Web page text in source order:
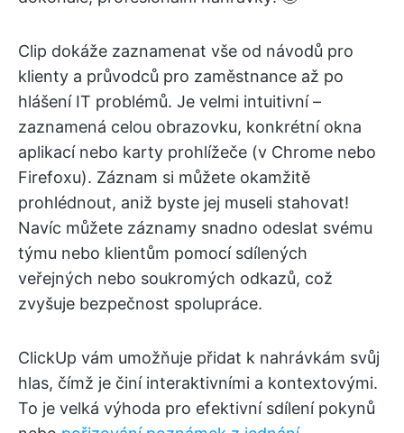
Clip dokáže zaznamenat vše od návodů pro
klienty a průvodců pro zaměstnance až po
hlášení IT problémů. Je velmi intuitivní –
zaznamená celou obrazovku, konkrétní okna
aplikací nebo karty prohlížeče (v Chrome nebo
Firefoxu). Záznam si můžete okamžitě
prohlédnout, aniž byste jej museli stahovat!
Navíc můžete záznamy snadno odeslat svému
týmu nebo klientům pomocí sdílených
veřejných nebo soukromých odkazů, což
zvyšuje bezpečnost spolupráce.
ClickUp vám umožňuje přidat k nahrávkám svůj
hlas, čímž je činí interaktivními a kontextovými.
To je velká výhoda pro efektivní sdílení pokynů